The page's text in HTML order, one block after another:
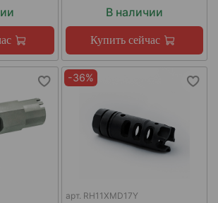
В наличии
Купить сейчас
-36%
арт. RH11XMD17Y